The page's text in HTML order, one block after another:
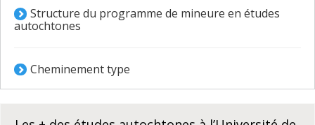
Structure du programme de mineure en études
autochtones
Cheminement type